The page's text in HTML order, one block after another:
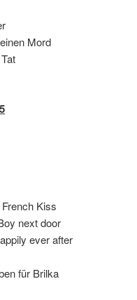
Mord
Kiss
next door
ever after
für Brilka